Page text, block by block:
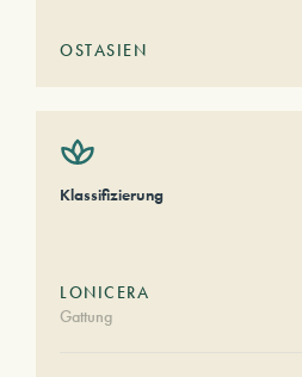
OSTASIEN
Klassifizierung
LONICERA
Gattung